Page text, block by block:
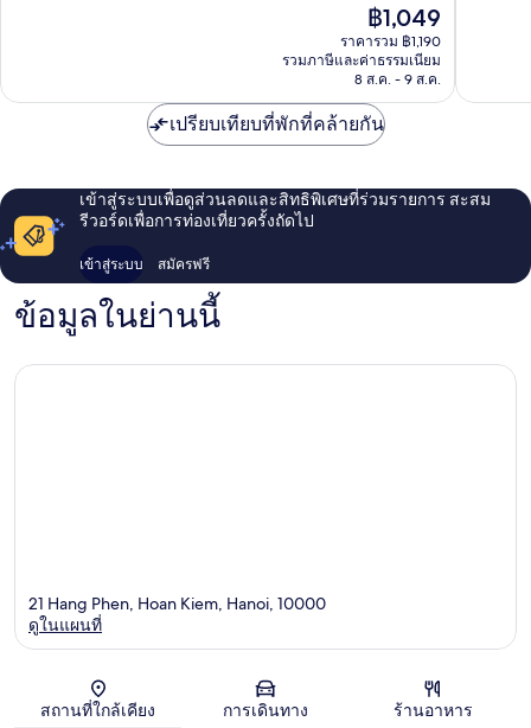
ราคา
ปัจจุบัน
คือ
฿1,049
฿1,049
ราคารวม ฿1,190
รวมภาษีและค่าธรรมเนียม
8 ส.ค. - 9 ส.ค.
รีวิว
เปรียบเทียบที่พักที่คล้ายกัน
เข้าสู่ระบบเพื่อดูส่วนลดและสิทธิพิเศษที่ร่วมรายการ สะสม
รีวอร์ดเพื่อการท่องเที่ยวครั้งถัดไป
เข้าสู่ระบบ สมัครฟรี
ข้อมูลในย่านนี้
แผนที่
21 Hang Phen, Hoan Kiem, Hanoi, 10000
ดูในแผนที่
สถานที่ใกล้เคียง การเดินทาง ร้านอาหาร